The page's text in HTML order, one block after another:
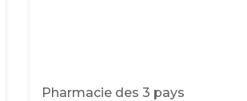
Pharmacie des 3 pays